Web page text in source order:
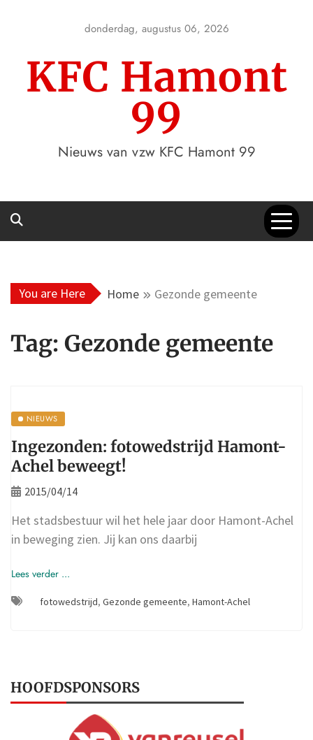
donderdag, augustus 06, 2026
KFC Hamont
99
Nieuws van vzw KFC Hamont 99
You are Here Home Gezonde gemeente
Tag: Gezonde gemeente
NIEUWS
Ingezonden: fotowedstrijd Hamont-
Achel beweegt!
2015/04/14
Het stadsbestuur wil het hele jaar door Hamont-Achel
in beweging zien. Jij kan ons daarbij
Lees verder ...
fotowedstrijd, Gezonde gemeente, Hamont-Achel
HOOFDSPONSORS